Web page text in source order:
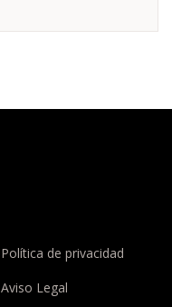
Política de privacidad
Aviso Legal